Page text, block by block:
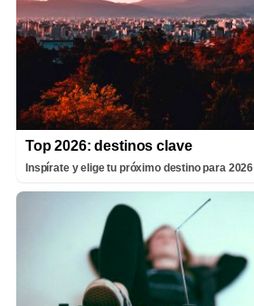
Top 2026: destinos clave
Inspírate y elige tu próximo destino para 2026